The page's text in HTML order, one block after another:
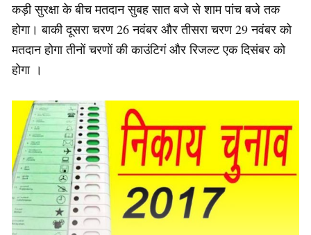
कड़ी सुरक्षा के बीच मतदान सुबह सात बजे से शाम पांच बजे तक
होगा। बाकी दूसरा चरण 26 नवंबर और तीसरा चरण 29 नवंबर को
मतदान होगा तीनों चरणों की काउंटिगं और रिजल्ट एक दिसंबर को
होगा ।